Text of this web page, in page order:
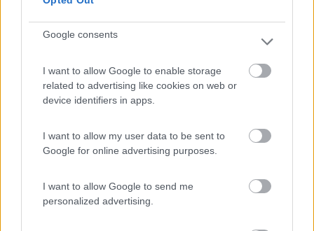
Google consents
I want to allow Google to enable storage
related to advertising like cookies on web or
device identifiers in apps.
I want to allow my user data to be sent to
Google for online advertising purposes.
I want to allow Google to send me
personalized advertising.
(BZ)
Campeggio